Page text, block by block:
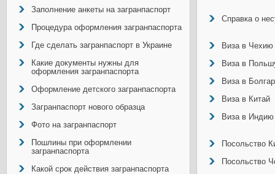
Заполнение анкеты на загранпаспорт
Процедура оформления загранпаспорта
Где сделать загранпаспорт в Украине
Какие документы нужны для
оформления загранпаспорта
Оформление детского загранпаспорта
Загранпаспорт нового образца
Фото на загранпаспорт
Пошлины при оформлении
загранпаспорта
Какой срок действия загранпаспорта
Справка о
Виза в Чехию
Виза в
Виза в
Виза в Китай
Виза в Индию
Посольство
Посольство